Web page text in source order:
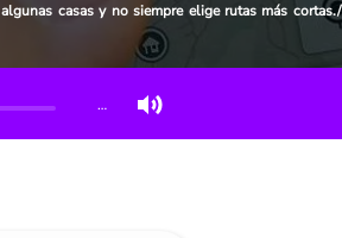
casas y no siempre elige rutas más cortas./
…